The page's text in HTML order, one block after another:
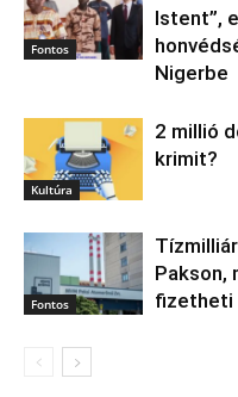
Fontos
Istent”,
Nigerbe
Kultúra
2 millió
krimit?
Fontos
Pakson,
fizetheti